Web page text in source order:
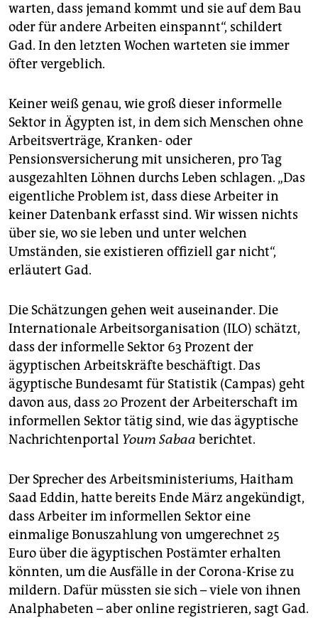
warten, dass jemand kommt und sie auf dem Bau
oder für andere Arbeiten einspannt“, schildert
Gad. In den letzten Wochen warteten sie immer
öfter vergeblich.
Keiner weiß genau, wie groß dieser informelle
Sektor in Ägypten ist, in dem sich Menschen ohne
Arbeitsverträge, Kranken- oder
Pensionsversicherung mit unsicheren, pro Tag
ausgezahlten Löhnen durchs Leben schlagen. „Das
eigentliche Problem ist, dass diese Arbeiter in
keiner Datenbank erfasst sind. Wir wissen nichts
über sie, wo sie leben und unter welchen
Umständen, sie existieren offiziell gar nicht“,
erläutert Gad.
Die Schätzungen gehen weit auseinander. Die
Internationale Arbeitsorganisation (ILO) schätzt,
dass der informelle Sektor 63 Prozent der
ägyptischen Arbeitskräfte beschäftigt. Das
ägyptische Bundesamt für Statistik (Campas) geht
davon aus, dass 20 Prozent der Arbeiterschaft im
informellen Sektor tätig sind, wie das ägyptische
Nachrichtenportal Youm Sabaa berichtet.
Der Sprecher des Arbeitsministeriums, Haitham
Saad Eddin, hatte bereits Ende März angekündigt,
dass Arbeiter im informellen Sektor eine
einmalige Bonuszahlung von umgerechnet 25
Euro über die ägyptischen Postämter erhalten
könnten, um die Ausfälle in der Corona-Krise zu
mildern. Dafür müssten sie sich – viele von ihnen
Analphabeten – aber online registrieren, sagt Gad.